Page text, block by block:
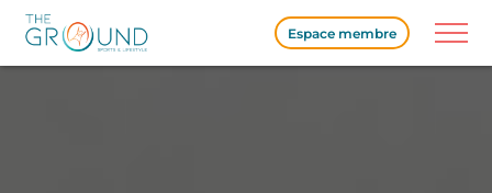
Espace membre
the_content();